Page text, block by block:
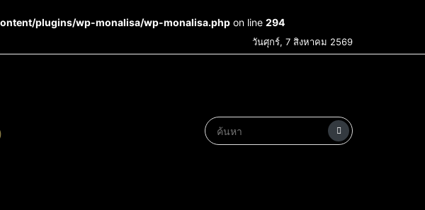
plugins/wp-monalisa/wp-monalisa.php on line 294
วันศุกร์, 7 สิงหาคม 2569